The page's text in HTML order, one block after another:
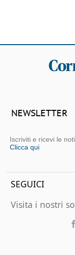
NEWSLETTER
Iscriviti e ricevi le
Clicca qui
SEGUICI
Visita i nostri